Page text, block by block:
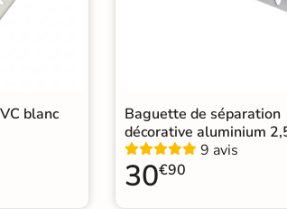
blanc
Baguette de séparation
décorative aluminium
9 avis
30€90